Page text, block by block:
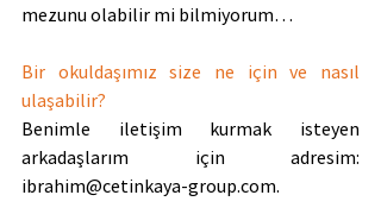
mezunu olabilir mi bilmiyorum…
Bir okuldaşımız size ne için ve nasıl
ulaşabilir?
Benimle iletişim kurmak isteyen
arkadaşlarım için adresim:
ibrahim@cetinkaya-group.com.